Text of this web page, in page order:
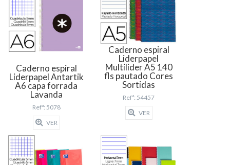
Caderno espiral
Liderpapel Antartik
A6 capa forrada
Lavanda
Refª: 5078
VER
Caderno espiral
Liderpapel
Multilider A5 140
fls pautado Cores
Sortidas
Refª: 54457
VER